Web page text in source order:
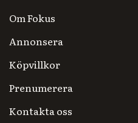
Om Fokus
Annonsera
Köpvillkor
Prenumerera
Kontakta oss